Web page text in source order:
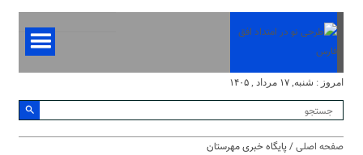
امروز : شنبه, ۱۷ مرداد , ۱۴۰۵
صفحه اصلی/ پایگاه خبری مهرستان